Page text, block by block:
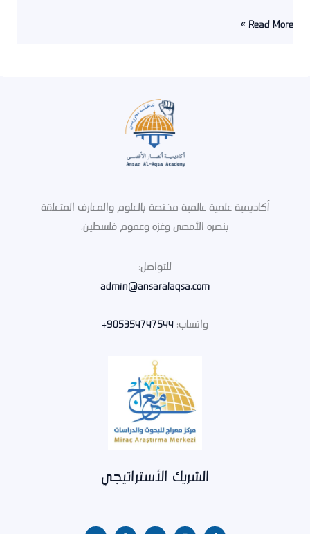
Read More »
أكاديمية علمية عالمية مختصة بالعلوم والمعارف المتعلقة
بنصرة الأقصى وغزة وعموم فلسطين،
للتواصل:
admin@ansaralaqsa.com
واتساب:905354747544+
الشريك الأستراتيجي